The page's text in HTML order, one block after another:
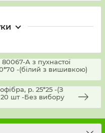
А з пухнастої
-(білий з вишивкою)
р. 25*25 -(З
шт -Без вибору